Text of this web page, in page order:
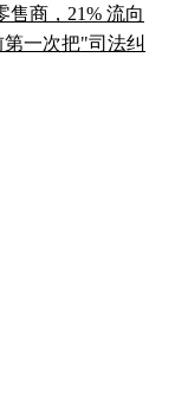
售商，21% 流向
第一次把"司法纠